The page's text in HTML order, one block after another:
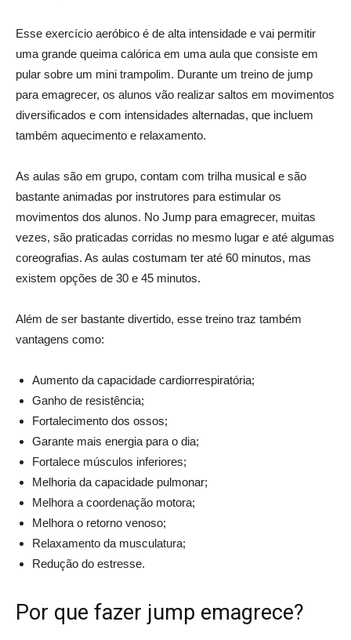
Esse exercício aeróbico é de alta intensidade e vai permitir
uma grande queima calórica em uma aula que consiste em
pular sobre um mini trampolim. Durante um treino de jump
para emagrecer, os alunos vão realizar saltos em movimentos
diversificados e com intensidades alternadas, que incluem
também aquecimento e relaxamento.
As aulas são em grupo, contam com trilha musical e são
bastante animadas por instrutores para estimular os
movimentos dos alunos. No Jump para emagrecer, muitas
vezes, são praticadas corridas no mesmo lugar e até algumas
coreografias. As aulas costumam ter até 60 minutos, mas
existem opções de 30 e 45 minutos.
Além de ser bastante divertido, esse treino traz também
vantagens como:
Aumento da capacidade cardiorrespiratória;
Ganho de resistência;
Fortalecimento dos ossos;
Garante mais energia para o dia;
Fortalece músculos inferiores;
Melhoria da capacidade pulmonar;
Melhora a coordenação motora;
Melhora o retorno venoso;
Relaxamento da musculatura;
Redução do estresse.
Por que fazer jump emagrece?